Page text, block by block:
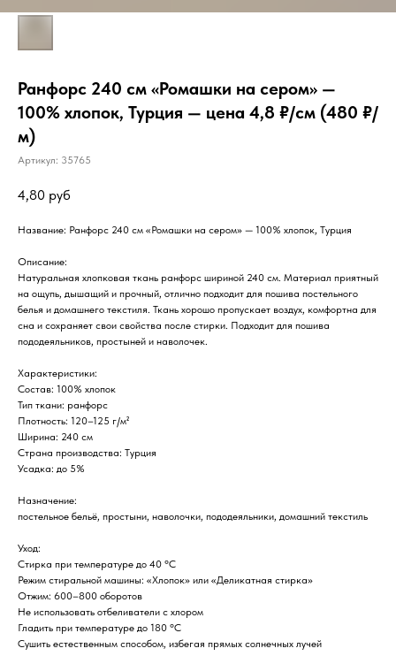
Ранфорс 240 см «Ромашки на сером» —
100% хлопок, Турция — цена 4,8 ₽/см (480 ₽/
м)
Артикул: 35765
4,80 руб
Название: Ранфорс 240 см «Ромашки на сером» — 100% хлопок, Турция
Описание:
Натуральная хлопковая ткань ранфорс шириной 240 см. Материал приятный
на ощупь, дышащий и прочный, отлично подходит для пошива постельного
белья и домашнего текстиля. Ткань хорошо пропускает воздух, комфортна для
сна и сохраняет свои свойства после стирки. Подходит для пошива
пододеяльников, простыней и наволочек.
Характеристики:
Состав: 100% хлопок
Тип ткани: ранфорс
Плотность: 120–125 г/м²
Ширина: 240 см
Страна производства: Турция
Усадка: до 5%
Назначение:
постельное бельё, простыни, наволочки, пододеяльники, домашний текстиль
Уход:
Стирка при температуре до 40 °C
Режим стиральной машины: «Хлопок» или «Деликатная стирка»
Отжим: 600–800 оборотов
Не использовать отбеливатели с хлором
Гладить при температуре до 180 °C
Сушить естественным способом, избегая прямых солнечных лучей